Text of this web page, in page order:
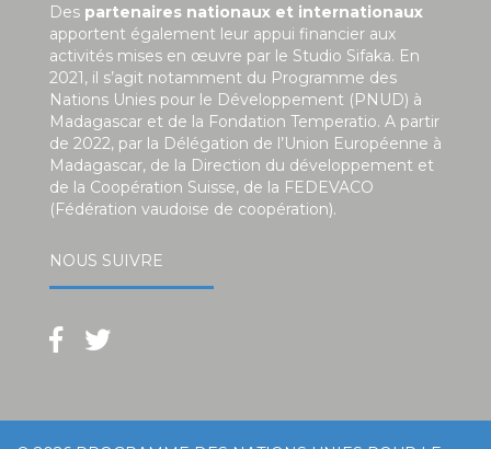
Des partenaires nationaux et internationaux
apportent également leur appui financier aux
activités mises en œuvre par le Studio Sifaka. En
2021, il s’agit notamment du Programme des
Nations Unies pour le Développement (PNUD) à
Madagascar et de la Fondation Temperatio. A partir
de 2022, par la Délégation de l’Union Européenne à
Madagascar, de la Direction du développement et
de la Coopération Suisse, de la FEDEVACO
(Fédération vaudoise de coopération).
NOUS SUIVRE